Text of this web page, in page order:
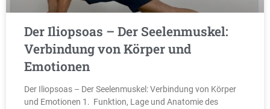
Der Iliopsoas – Der Seelenmuskel:
Verbindung von Körper und
Emotionen
Der Iliopsoas – Der Seelenmuskel: Verbindung von Körper
und Emotionen 1. Funktion, Lage und Anatomie des